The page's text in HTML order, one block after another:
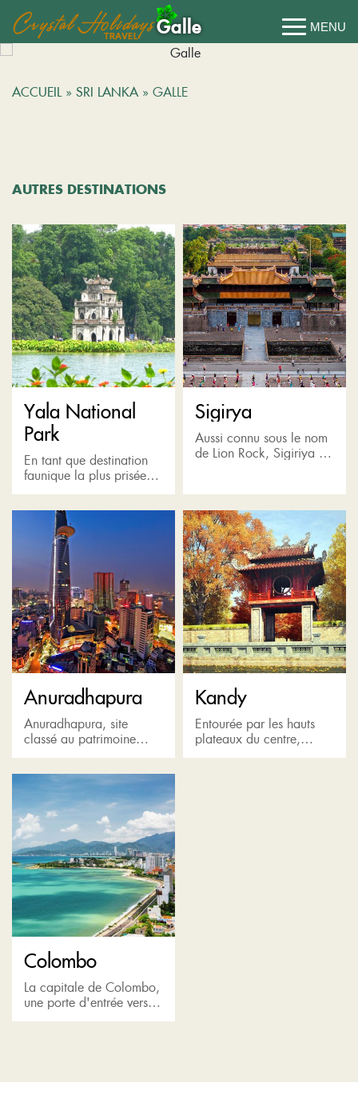
Galle
ACCUEIL» SRI LANKA» GALLE
AUTRES DESTINATIONS
Yala National
Park
En tant que destination
faunique la plus prisée
du Sri Lanka, Yala Park
concentration de
léopards ainsi que de
nombreux...
Sigirya
Aussi connu sous le nom
de Lion Rock, Sigiriya est
district de Matale et
entourée d'une jungle...
Anuradhapura
Anuradhapura, site
classé au patrimoine
mondial de l'UNESCO,
ruines bien préservées
d'une ancienne
civilisation du Sri Lanka
et pour l'arbre...
Kandy
Entourée par les hauts
plateaux du centre,
Kandy est le dernier
Colombo
La capitale de Colombo,
une porte d'entrée vers
les merveilles du Sri
races, de...